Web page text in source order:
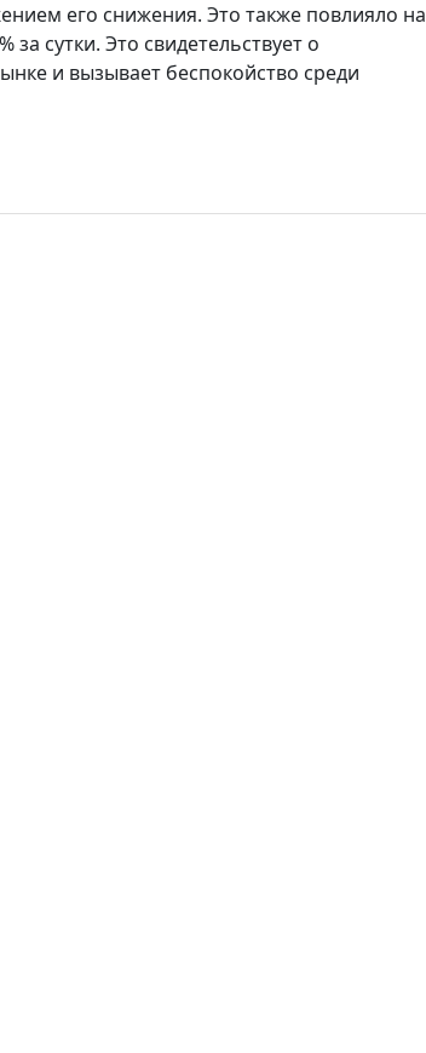
его снижения. Это также повлияло на
сутки. Это свидетельствует о
и вызывает беспокойство среди